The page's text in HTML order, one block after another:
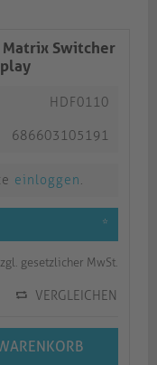
Matrix Switcher
HDF0110
686603105191
einloggen.
*
gesetzlicher MwSt.
VERGLEICHEN